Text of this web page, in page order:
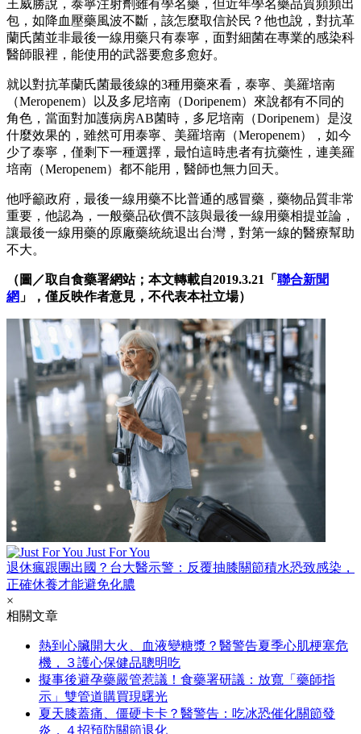
王威勝說，泰寧注射劑雖有學名藥，但近年學名藥品質頻頻出
包，如降血壓藥風波不斷，該怎麼取信於民？他也說，對抗革
蘭氏菌並非最後一線用藥只有泰寧，面對細菌在專業的感染科
醫師眼裡，能使用的武器要愈多愈好。
就以對抗革蘭氏菌最後線的3種用藥來看，泰寧、美羅培南
（Meropenem）以及多尼培南（Doripenem）來說都有不同的
角色，當面對加護病房AB菌時，多尼培南（Doripenem）是沒
什麼效果的，雖然可用泰寧、美羅培南（Meropenem），如今
少了泰寧，僅剩下一種選擇，最怕這時患者有抗藥性，連美羅
培南（Meropenem）都不能用，醫師也無力回天。
他呼籲政府，最後一線用藥不比普通的感冒藥，藥物品質非常
重要，他認為，一般藥品砍價不該與最後一線用藥相提並論，
讓最後一線用藥的原廠藥統統退出台灣，對第一線的醫療幫助
不大。
（圖／取自食藥署網站；本文轉載自2019.3.21「 聯合新聞
網 」，僅反映作者意見，不代表本社立場）
Just For You
退休瘋跟團出國？台大醫示警：反覆抽膝關節積水恐致感染，
正確休養才能避免化膿
×
相關文章
熱到心臟開大火、血液變糖漿？醫警告夏季心肌梗塞危
機，３護心保健品聰明吃
擬事後避孕藥嚴管惹議！食藥署研議：放寬「藥師指
示」雙管道購買現曙光
夏天膝蓋痛、僵硬卡卡？醫警告：吃冰恐催化關節發
炎，４招預防關節退化